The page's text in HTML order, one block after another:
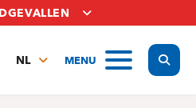
MENU
NL